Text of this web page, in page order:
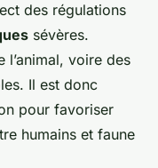
des régulations
sévères.
l’animal, voire des
Il est donc
pour favoriser
humains et faune